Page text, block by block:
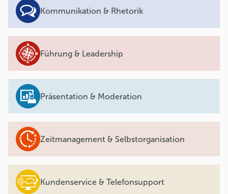
Kommunikation & Rhetorik
Führung & Leadership
Präsentation & Moderation
Zeitmanagement & Selbstorganisation
Kundenservice & Telefonsupport